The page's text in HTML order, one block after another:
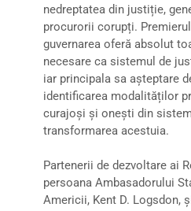
nedreptatea din justiție,
procurorii corupți.
guvernarea oferă absolut
necesare ca sistemul de
iar principala sa așteptare
identificarea modalităților
curajoși și onești din
transformarea acestuia.
Partenerii de dezvoltare ai
persoana Ambasadorului
Americii, Kent D. Logsdon,